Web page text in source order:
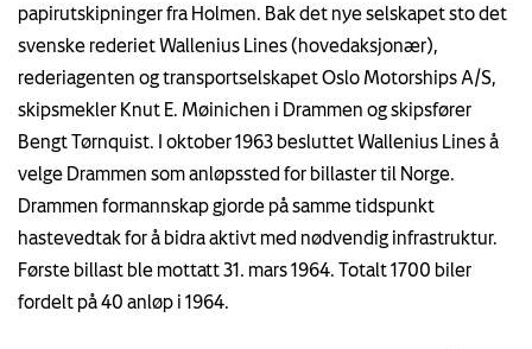
papirutskipninger fra Holmen. Bak det nye selskapet sto det
svenske rederiet Wallenius Lines (hovedaksjonær),
rederiagenten og transportselskapet Oslo Motorships A/S,
skipsmekler Knut E. Møinichen i Drammen og skipsfører
Bengt Tørnquist. I oktober 1963 besluttet Wallenius Lines å
velge Drammen som anløpssted for billaster til Norge.
Drammen formannskap gjorde på samme tidspunkt
hastevedtak for å bidra aktivt med nødvendig infrastruktur.
Første billast ble mottatt 31. mars 1964. Totalt 1700 biler
fordelt på 40 anløp i 1964.